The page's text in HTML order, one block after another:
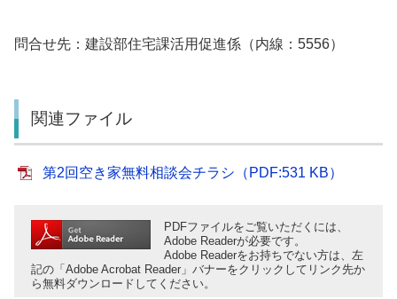
問合せ先：建設部住宅課活用促進係（内線：5556）
関連ファイル
第2回空き家無料相談会チラシ（PDF:531 KB）
PDFファイルをご覧いただくには、
Adobe Readerが必要です。
Adobe Readerをお持ちでない方は、左
記の「Adobe Acrobat Reader」バナーをクリックしてリンク先か
ら無料ダウンロードしてください。